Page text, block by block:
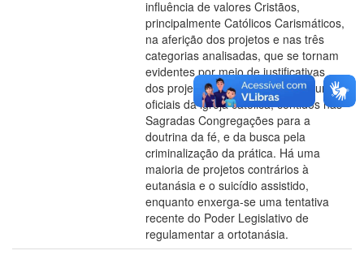
influência de valores Cristãos,
principalmente Católicos Carismáticos,
na aferição dos projetos e nas três
categorias analisadas, que se tornam
evidentes por meio de justificativas
dos projetos associados aos discursos
oficiais da igreja católica, contidos nas
Sagradas Congregações para a
doutrina da fé, e da busca pela
criminalização da prática. Há uma
maioria de projetos contrários à
eutanásia e o suicídio assistido,
enquanto enxerga-se uma tentativa
recente do Poder Legislativo de
regulamentar a ortotanásia.